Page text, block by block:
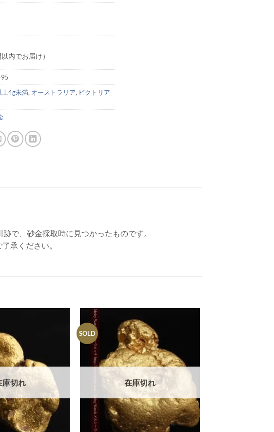
内でお届け）
上4g未満, オーストラリア, ビクトリア
で、砂金採取時に見つかったものです。
承ください。
庫切れ
SOLD
在庫切れ